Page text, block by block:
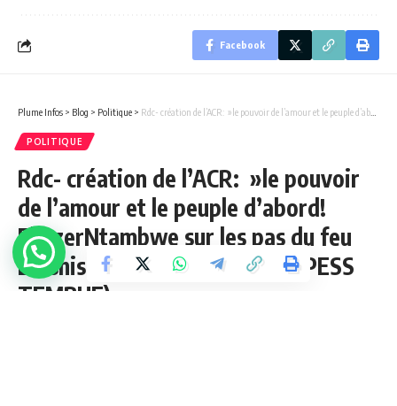
Facebook
Plume Infos > Blog > Politique > Rdc- création de l’ACR: »le pouvoir de l’amour et le peuple d’abord! EliezerNtambwe sur les pas du feu E.Tshisekedi (Chronique de JUPESS TEMBUE)
POLITIQUE
Rdc- création de l’ACR: »le pouvoir
de l’amour et le peuple d’abord!
EliezerNtambwe sur les pas du feu
E.Tshisekedi (Chronique de JUPESS
TEMBUE)